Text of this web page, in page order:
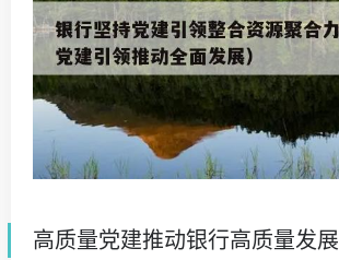
高质量党建推动银行高质量发展